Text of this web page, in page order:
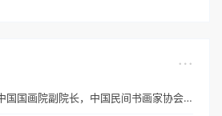
黄介艺-中国国画院副院长，中国民间书画家协会副主席